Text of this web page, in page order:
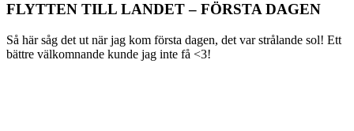
FLYTTEN TILL LANDET – FÖRSTA DAGEN
Så här såg det ut när jag kom första dagen, det var strålande sol! Ett
bättre välkomnande kunde jag inte få <3!